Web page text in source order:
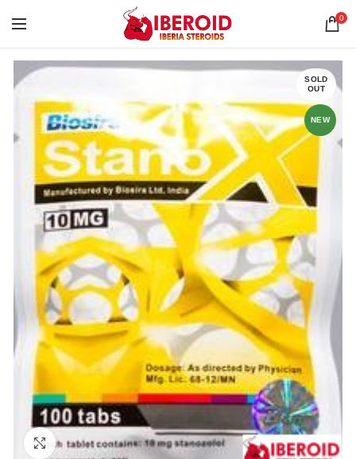
0
SOLD
OUT
NEW
Click to enlarge